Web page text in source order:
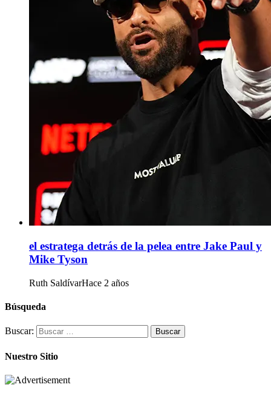
el estratega detrás de la pelea entre Jake Paul y
Mike Tyson
Ruth SaldívarHace 2 años
Búsqueda
Buscar:
Nuestro Sitio